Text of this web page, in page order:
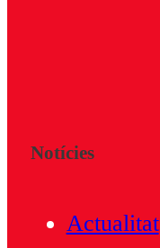
Notícies
Actualitat